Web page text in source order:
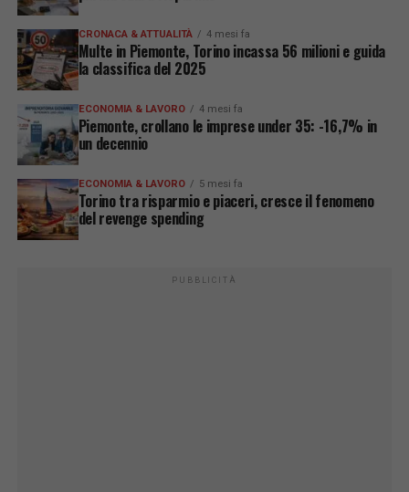
CRONACA & ATTUALITÀ 4 mesi fa
Multe in Piemonte, Torino incassa 56 milioni e guida
la classifica del 2025
ECONOMIA & LAVORO 4 mesi fa
Piemonte, crollano le imprese under 35: -16,7% in
un decennio
ECONOMIA & LAVORO 5 mesi fa
Torino tra risparmio e piaceri, cresce il fenomeno
del revenge spending
PUBBLICITÀ